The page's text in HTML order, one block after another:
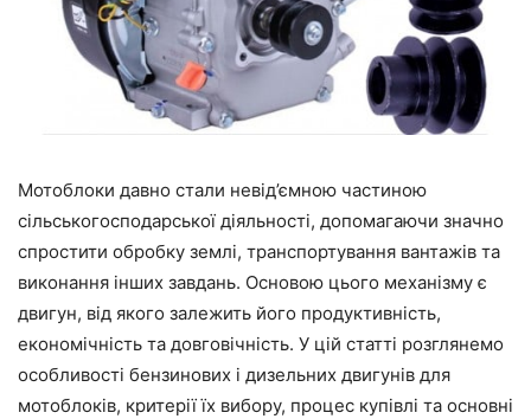
Мотоблоки давно стали невід’ємною частиною
сільськогосподарської діяльності, допомагаючи значно
спростити обробку землі, транспортування вантажів та
виконання інших завдань. Основою цього механізму є
двигун, від якого залежить його продуктивність,
економічність та довговічність. У цій статті розглянемо
особливості бензинових і дизельних двигунів для
мотоблоків, критерії їх вибору, процес купівлі та основні